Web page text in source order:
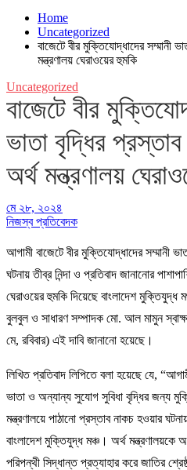
Home
Uncategorized
বাজেটে বীর মুক্তিযোদ্ধাদের সম্মানী
মন্ত্রণালয় ঘেরাওয়ের হুমকি
Uncategorized
বাজেটে বীর
ভাতা বৃদ্ধির
অর্থ মন্ত্রণালয়
মে ২৮, ২০২৪
নিজস্ব প্রতিবেদক
আগামী বাজেটে বীর মুক্তিযোদ্ধাদের সম্মানী
ঘটনায় তীব্র নিন্দা ও প্রতিবাদ জানানোর
ঘেরাওয়ের হুমকি দিয়েছে বাংলাদেশ
বুলবুল ও সাধারণ সম্পাদক মো. আল মামুন
মে, রবিবার) এই দাবি জানানো হয়েছে।
লিখিত প্রতিবাদ লিপিতে বলা হয়েছে যে,
ভাতা ও অন্যান্য সুযোগ সুবিধা বৃদ্ধির জন্য
মন্ত্রণালয়ে পাঠানো প্রস্তাব নাকচ হওয়ার
বাংলাদেশ মুক্তিযুদ্ধ মঞ্চ। অর্থ মন্ত্রণালয়কে
পরিপন্থী সিদ্ধান্ত প্রত্যাহার করে জাতির